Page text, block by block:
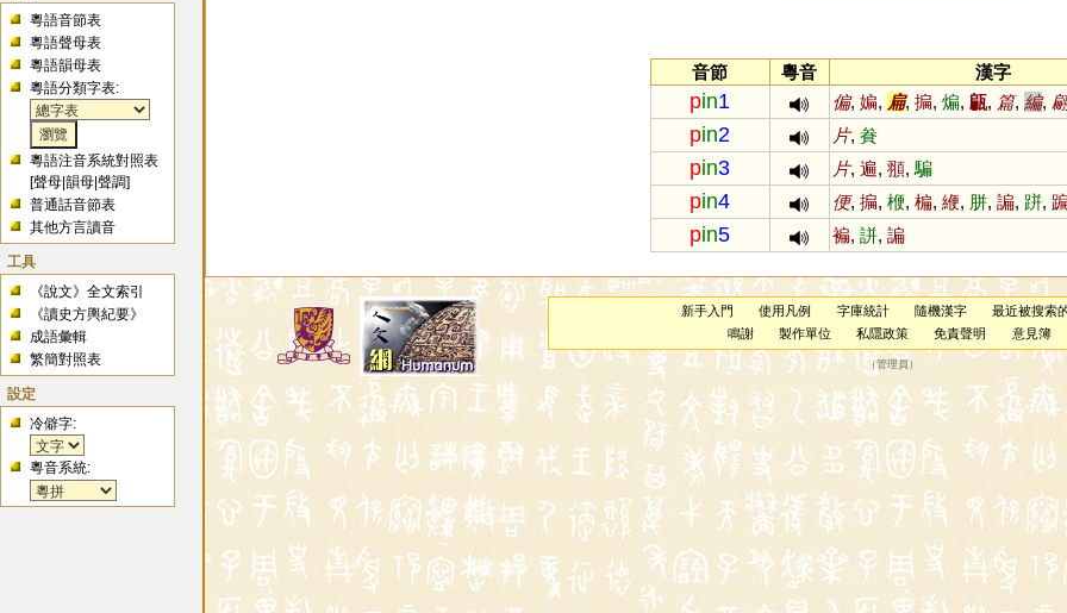
粵語音節表
粵語聲母表
粵語韻母表
粵語分類字表:
粵語注音系統對照表
[聲母 |韻母 |聲調]
普通話音節表
其他方言讀音
工具
《說文》全文索引
《讀史方輿紀要》
成語彙輯
繁簡對照表
設定
冷僻字:
粵音系統:
音節 粵音 漢字
pin1 偏,媥, 扁,揙,煸,甂, 篇,編,
pin2 片,貵
pin3 片,遍,頨,騙
pin4 便,揙,楩,楄,緶, 胼,諞, 跰,
pin5 褊,誁,諞
新手入門 使用凡例 字庫統計 隨機漢字
最近被搜索
鳴謝
製作單位 私隱政策 免責聲明 意見簿
（管理員 ）